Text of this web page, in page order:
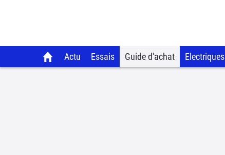
Actu Essais Guide d'achat Electriques